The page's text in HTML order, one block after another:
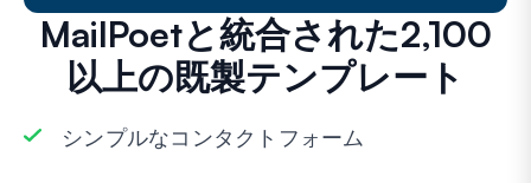
MailPoetと統合された2,100
以上の既製テンプレート
シンプルなコンタクトフォーム